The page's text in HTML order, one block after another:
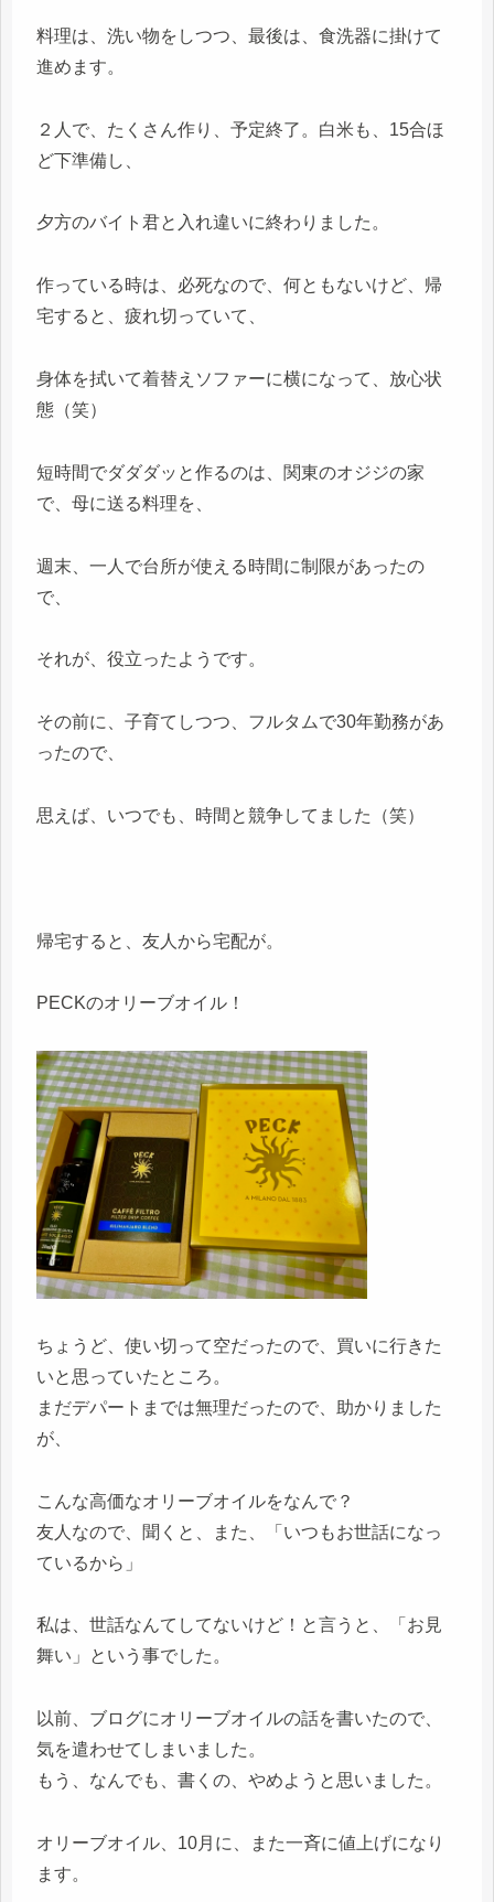
料理は、洗い物をしつつ、最後は、食洗器に掛けて
進めます。
２人で、たくさん作り、予定終了。白米も、15合ほ
ど下準備し、
夕方のバイト君と入れ違いに終わりました。
作っている時は、必死なので、何ともないけど、帰
宅すると、疲れ切っていて、
身体を拭いて着替えソファーに横になって、放心状
態（笑）
短時間でダダダッと作るのは、関東のオジジの家
で、母に送る料理を、
週末、一人で台所が使える時間に制限があったの
で、
それが、役立ったようです。
その前に、子育てしつつ、フルタムで30年勤務があ
ったので、
思えば、いつでも、時間と競争してました（笑）
帰宅すると、友人から宅配が。
PECKのオリーブオイル！
ちょうど、使い切って空だったので、買いに行きた
いと思っていたところ。
まだデパートまでは無理だったので、助かりました
が、
こんな高価なオリーブオイルをなんで？
友人なので、聞くと、また、「いつもお世話になっ
ているから」
私は、世話なんてしてないけど！と言うと、「お見
舞い」という事でした。
以前、ブログにオリーブオイルの話を書いたので、
気を遣わせてしまいました。
もう、なんでも、書くの、やめようと思いました。
オリーブオイル、10月に、また一斉に値上げになり
ます。